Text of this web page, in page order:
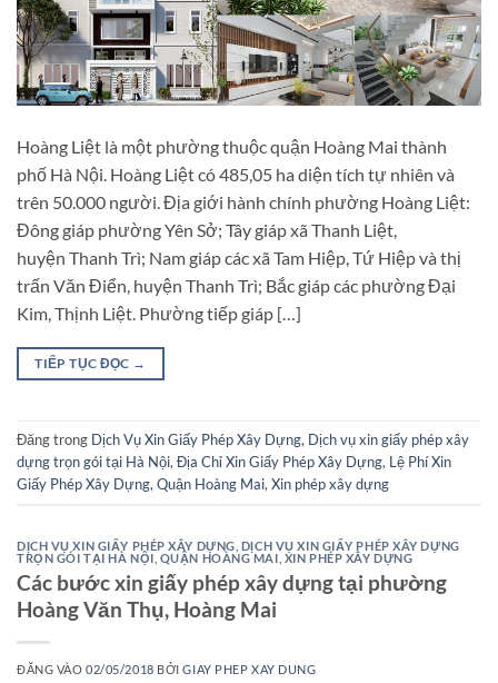
Hoàng Liệt là một phường thuộc quận Hoàng Mai thành
phố Hà Nội. Hoàng Liệt có 485,05 ha diện tích tự nhiên và
trên 50.000 người. Địa giới hành chính phường Hoàng Liệt:
Đông giáp phường Yên Sở; Tây giáp xã Thanh Liệt,
huyện Thanh Trì; Nam giáp các xã Tam Hiệp, Tứ Hiệp và thị
trấn Văn Điển, huyện Thanh Trì; Bắc giáp các phường Đại
Kim, Thịnh Liệt. Phường tiếp giáp […]
TIẾP TỤC ĐỌC →
Đăng trong Dịch Vụ Xin Giấy Phép Xây Dựng, Dịch vụ xin giấy phép xây
dựng trọn gói tại Hà Nội, Địa Chỉ Xin Giấy Phép Xây Dựng, Lệ Phí Xin
Giấy Phép Xây Dựng, Quận Hoàng Mai, Xin phép xây dựng
DỊCH VỤ XIN GIẤY PHÉP XÂY DỰNG DỊCH VỤ XIN GIẤY PHÉP XÂY DỰNG
TRỌN GÓI TẠI HÀ NỘI QUẬN HOÀNG MAI XIN PHÉP XÂY DỰNG
Các bước xin giấy phép xây dựng tại phường
Hoàng Văn Thụ, Hoàng Mai
ĐĂNG VÀO02/05/2018 BỞIGIAY PHEP XAY DUNG